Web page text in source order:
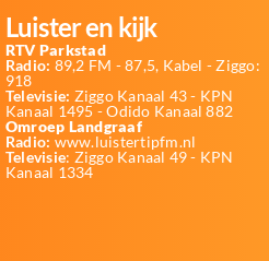
Luister en kijk
RTV Parkstad
Radio: 89,2 FM - 87,5, Kabel - Ziggo:
918
Televisie: Ziggo Kanaal 43 - KPN
Kanaal 1495 - Odido Kanaal 882
Omroep Landgraaf
Radio: www.luistertipfm.nl
Televisie: Ziggo Kanaal 49 - KPN
Kanaal 1334